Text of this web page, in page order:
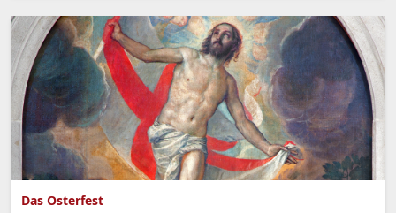
Das Osterfest